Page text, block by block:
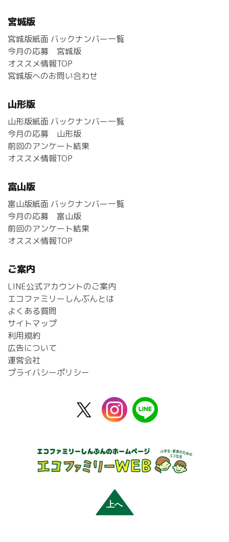
宮城版
宮城版紙面 バックナンバー一覧
今月の応募 宮城版
オススメ情報TOP
宮城版へのお問い合わせ
山形版
山形版紙面 バックナンバー一覧
今月の応募 山形版
前回のアンケート結果
オススメ情報TOP
富山版
富山版紙面 バックナンバー一覧
今月の応募 富山版
前回のアンケート結果
オススメ情報TOP
ご案内
LINE公式アカウントのご案内
エコファミリーしんぶんとは
よくある質問
サイトマップ
利用規約
広告について
運営会社
プライバシーポリシー
instagram
上へ